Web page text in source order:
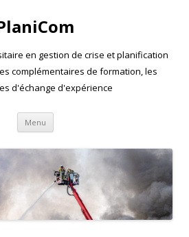
en gestion de crise et planification
complémentaires de formation, les
d'échange d'expérience
Menu Aller
contenu